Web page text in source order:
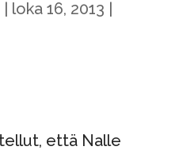
loka 16, 2013
että Nalle